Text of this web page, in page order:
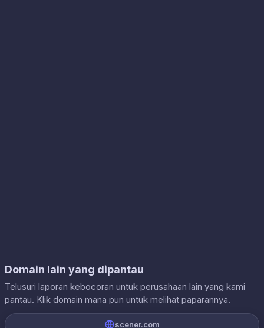
Domain lain yang dipantau
Telusuri laporan kebocoran untuk perusahaan lain yang kami
pantau. Klik domain mana pun untuk melihat paparannya.
scener.com